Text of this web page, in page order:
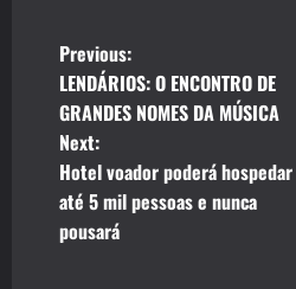
P
o
s
t
n
Previous:
LENDÁRIOS: O ENCONTRO DE
GRANDES NOMES DA MÚSICA
Next:
Hotel voador poderá hospedar
até 5 mil pessoas e nunca
pousará